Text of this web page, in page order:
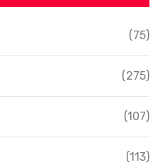
(75)
(275)
(107)
(113)